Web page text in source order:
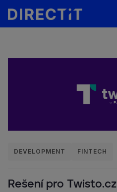
DEVELOPMENT FINTECH
Rešení pro Twisto.cz